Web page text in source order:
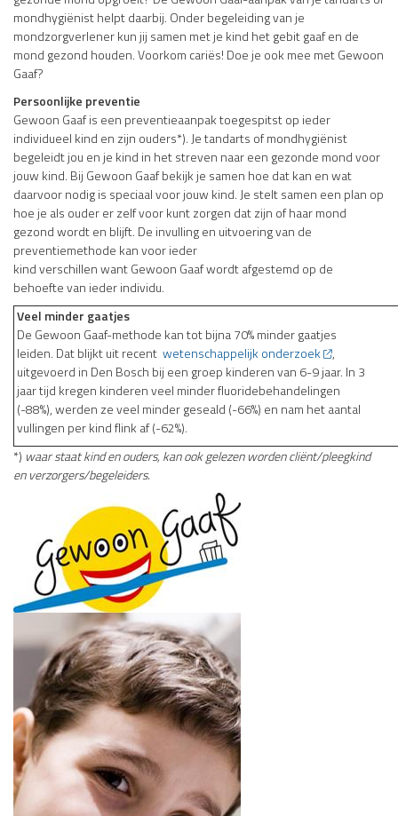
mondhygiënist helpt daarbij. Onder begeleiding van je
mondzorgverlener kun jij samen met je kind het gebit gaaf en de
mond gezond houden. Voorkom cariës! Doe je ook mee met Gewoon
Gaaf?
Persoonlijke preventie
Gewoon Gaaf is een preventieaanpak toegespitst op ieder
individueel kind en zijn ouders*). Je tandarts of mondhygiënist
begeleidt jou en je kind in het streven naar een gezonde mond voor
jouw kind. Bij Gewoon Gaaf bekijk je samen hoe dat kan en wat
daarvoor nodig is speciaal voor jouw kind. Je stelt samen een plan op
hoe je als ouder er zelf voor kunt zorgen dat zijn of haar mond
gezond wordt en blijft. De invulling en uitvoering van de
preventiemethode kan voor ieder
kind verschillen want Gewoon Gaaf wordt afgestemd op de
behoefte van ieder individu.
Veel minder gaatjes
De Gewoon Gaaf-methode kan tot bijna 70% minder gaatjes
leiden. Dat blijkt uit recent wetenschappelijk onderzoek
,
uitgevoerd in Den Bosch bij een groep kinderen van 6-9 jaar. In 3
jaar tijd kregen kinderen veel minder fluoridebehandelingen
(-88%), werden ze veel minder geseald (-66%) en nam het aantal
vullingen per kind flink af (-62%).
*) waar staat kind en ouders, kan ookgelezen worden cliënt/pleegkind
enverzorgers/begeleiders.